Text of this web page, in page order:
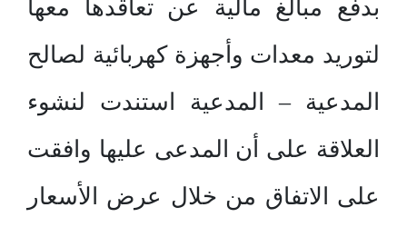
بدفع مبالغ مالية عن تعاقدها معها
لتوريد معدات وأجهزة كهربائية لصالح
المدعية – المدعية استندت لنشوء
العلاقة على أن المدعى عليها وافقت
على الاتفاق من خلال عرض الأسعار